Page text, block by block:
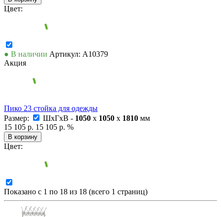
Цвет:
● В наличии Артикул: А10379
Акция
Пико 23 стойка для одежды
Размер:
ШxГxВ - 1050 x 1050 x 1810 мм
15 105 р. 15 105 р. %
В корзину
Цвет:
Показано с 1 по 18 из 18 (всего 1 страниц)